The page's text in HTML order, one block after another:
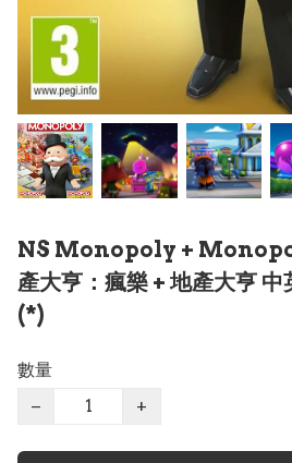
NS Monopoly +
產大亨：瘋樂 + 地產大亨
(*)
數量
−
+